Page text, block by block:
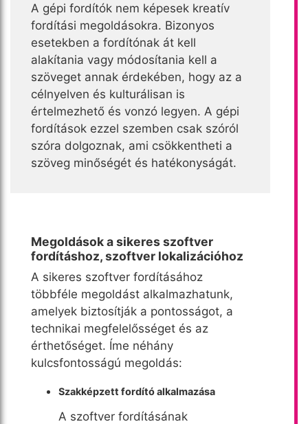
A gépi fordítók nem képesek kreatív
fordítási megoldásokra. Bizonyos
esetekben a fordítónak át kell
alakítania vagy módosítania kell a
szöveget annak érdekében, hogy az a
célnyelven és kulturálisan is
értelmezhető és vonzó legyen. A gépi
fordítások ezzel szemben csak szóról
szóra dolgoznak, ami csökkentheti a
szöveg minőségét és hatékonyságát.
Megoldások a sikeres szoftver
fordításhoz, szoftver lokalizációhoz
A sikeres szoftver fordításához
többféle megoldást alkalmazhatunk,
amelyek biztosítják a pontosságot, a
technikai megfelelősséget és az
érthetőséget. Íme néhány
kulcsfontosságú megoldás:
Szakképzett fordító alkalmazása
A szoftver fordításának